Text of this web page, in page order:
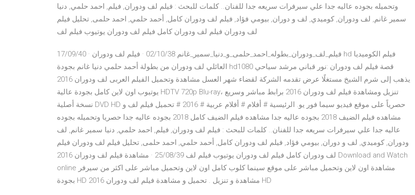
وتحميله بجوده عاليه جدا علي سيرفرات سريعه جدا للفنان.. كلمات للبحث : فيلم لف ودوران, فيلم, احمد حلمي, دنيا
سمير غانم, لف ودوران, كوميدي, لف و دوران, بيومي فؤاد, فيلم لف ودوران كامل, أحمد حلمي, احمد حلمى, تحليل فيلم
لف ودوران فيلم لف ودوران كامل فيلم لف ودوران يوتيوب فيلم لف
17/09/40 · فيلم_لف_ودوران_بطوله_احمد_حلمى_و_دنيا_سمير_غانم 02/10/38 · فيلم لف ودوران hd فيلم الكوميديا
العائلي لف ودوران من بطولة أحمد حلمي دنيا غانم بجودة hd1080 قصة فيلم لف ودوران :نور قباني مرشد سياحي
يذهب إلى شرم الشيخ مستغلًا عرض تقدمه الشركة لقضاء شهر العسل مشاهدة وتحميل الفيلم العربى لف ودوران 2016
يوتيوب اون لاين كامل بجودة عالية HDTV 720p Blu-ray، تنزيل ومشاهدة فيلم لف ودوران 2016 برابط مباشر وسريع
نسخة أصلية DVD HD حصرياً على موقع فيديو سيما فور يو. الرئيسية # أفلام # أفلام عربية # 2016 # تحميل فيلم لف و
مشاهده فيلم الضيف 2018 بجوده عاليه جدا مشاهده فيلم الضيف كامل 2018 بجوده عاليه جدا حصريا وتحميله بجوده
عاليه جدا علي سيرفرات سريعه جدا للفنان.. كلمات للبحث : فيلم لف ودوران, فيلم, احمد حلمي, دنيا سمير غانم, لف
ودوران, كوميدي, لف و دوران, بيومي فؤاد, فيلم لف ودوران كامل, أحمد حلمي, احمد حلمى, تحليل فيلم لف ودوران فيلم
لف ودوران كامل فيلم لف ودوران يوتيوب فيلم لف 25/08/39 · مشاهدة فيلم لف ودوران 2016 Download and Watch
online مشاهدة اون لاين وتحميل مباشر على موقع سينما كلوب كامل اون لاين وتحميل مباشر على اكثر من سيرفر
بجودة HD مشاهدة و تنزيل . تحميل و مشاهدة فيلم لف ودوران 2016 HD